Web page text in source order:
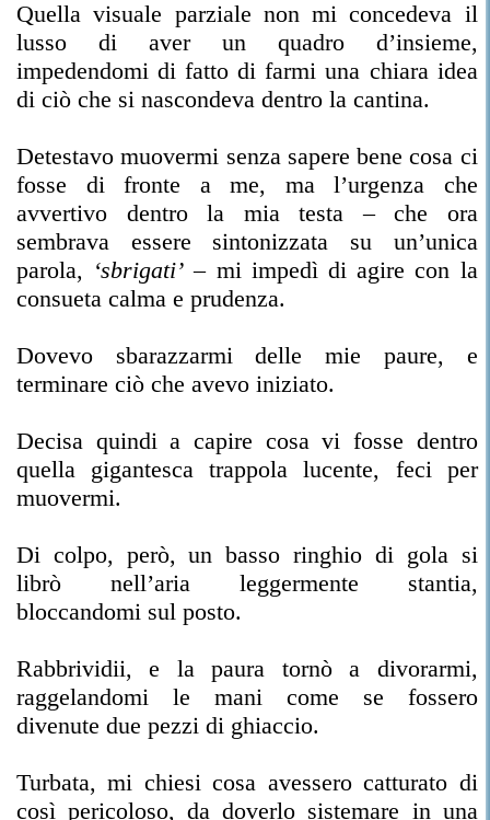
Quella visuale parziale non mi concedeva il
lusso di aver un quadro d’insieme,
impedendomi di fatto di farmi una chiara idea
di ciò che si nascondeva dentro la cantina.
Detestavo muovermi senza sapere bene cosa ci
fosse di fronte a me, ma l’urgenza che
avvertivo dentro la mia testa – che ora
sembrava essere sintonizzata su un’unica
parola, ‘sbrigati’ – mi impedì di agire con la
consueta calma e prudenza.
Dovevo sbarazzarmi delle mie paure, e
terminare ciò che avevo iniziato.
Decisa quindi a capire cosa vi fosse dentro
quella gigantesca trappola lucente, feci per
muovermi.
Di colpo, però, un basso ringhio di gola si
librò nell’aria leggermente stantia,
bloccandomi sul posto.
Rabbrividii, e la paura tornò a divorarmi,
raggelandomi le mani come se fossero
divenute due pezzi di ghiaccio.
Turbata, mi chiesi cosa avessero catturato di
così pericoloso, da doverlo sistemare in una